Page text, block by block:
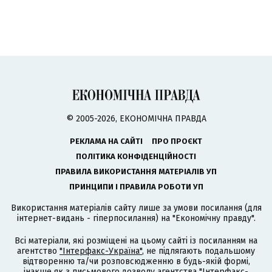
© 2005-2026, ЕКОНОМІЧНА ПРАВДА
РЕКЛАМА НА САЙТІ
ПРО ПРОЄКТ
ПОЛІТИКА КОНФІДЕНЦІЙНОСТІ
ПРАВИЛА ВИКОРИСТАННЯ МАТЕРІАЛІВ УП
ПРИНЦИПИ І ПРАВИЛА РОБОТИ УП
Використання матеріалів сайту лише за умови посилання (для
інтернет-видань - гіперпосилання) на "Економічну правду".
Всі матеріали, які розміщені на цьому сайті із посиланням на
агентство "Інтерфакс-Україна", не підлягають подальшому
відтворенню та/чи розповсюдженню в будь-якій формі,